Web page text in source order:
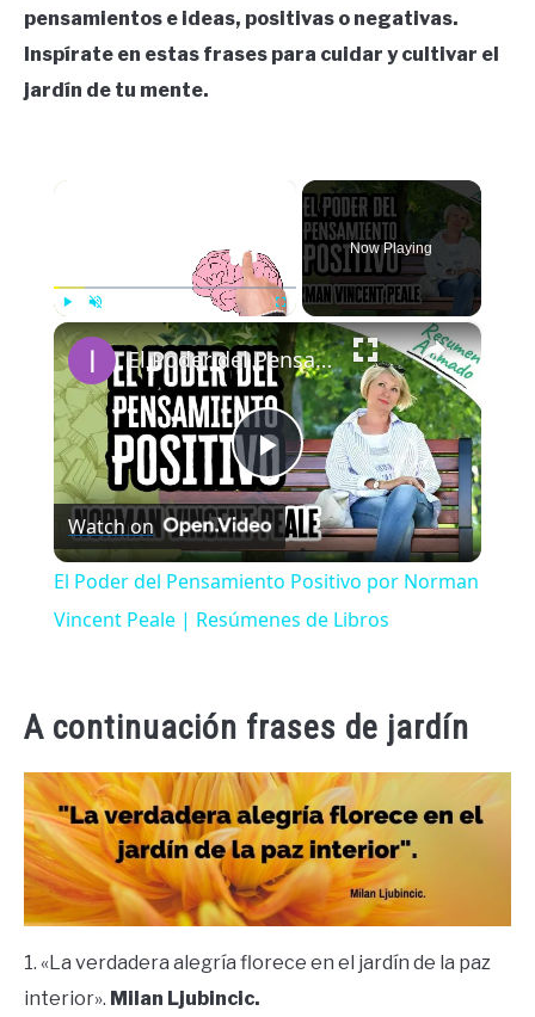
pensamientos e ideas, positivas o negativas.
Inspírate en estas frases para cuidar y cultivar el
jardín de tu mente.
Unmute Fullscreen
Now Playing
×
Play
Video
El Poder del Pensamiento Positivo por Norman Vincent Peale | Resúmenes de Libros
Watch on
El Poder del Pensamiento Positivo por Norman
Vincent Peale | Resúmenes de Libros
A continuación frases de jardín
1. «La verdadera alegría florece en el jardín de la paz
interior». Milan Ljubincic.